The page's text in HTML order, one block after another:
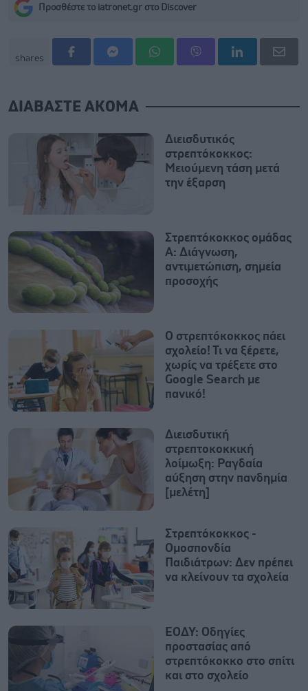
Προσθέστε το iatronet.gr στο Discover
shares
ΔΙΑΒΑΣΤΕ ΑΚΟΜΑ
Διεισδυτικός
στρεπτόκοκκος:
Μειούμενη τάση μετά
την έξαρση
Στρεπτόκοκκος ομάδας
Α: Διάγνωση,
αντιμετώπιση, σημεία
προσοχής
Ο στρεπτόκοκκος πάει
σχολείο! Τι να ξέρετε,
χωρίς να τρέξετε στο
Google Search με
πανικό!
Διεισδυτική
στρεπτοκοκκική
λοίμωξη: Ραγδαία
αύξηση στην πανδημία
[μελέτη]
Στρεπτόκοκκος -
Ομοσπονδία
Παιδιάτρων: Δεν πρέπει
να κλείνουν τα σχολεία
ΕΟΔΥ: Οδηγίες
προστασίας από
στρεπτόκοκκο στο σπίτι
και στο σχολείο